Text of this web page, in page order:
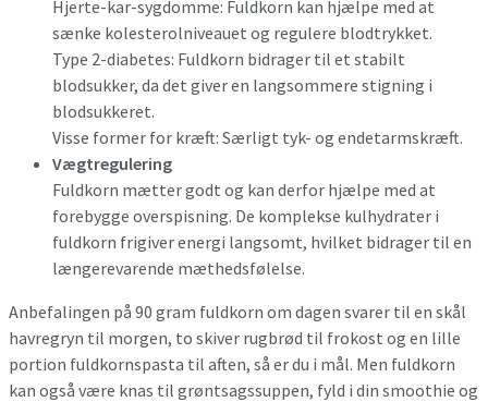
Hjerte-kar-sygdomme: Fuldkorn kan hjælpe med at
sænke kolesterolniveauet og regulere blodtrykket.
Type 2-diabetes: Fuldkorn bidrager til et stabilt
blodsukker, da det giver en langsommere stigning i
blodsukkeret.
Visse former for kræft: Særligt tyk- og endetarmskræft.
Vægtregulering
Fuldkorn mætter godt og kan derfor hjælpe med at
forebygge overspisning. De komplekse kulhydrater i
fuldkorn frigiver energi langsomt, hvilket bidrager til en
længerevarende mæthedsfølelse.
Anbefalingen på 90 gram fuldkorn om dagen svarer til en skål
havregryn til morgen, to skiver rugbrød til frokost og en lille
portion fuldkornspasta til aften, så er du i mål. Men fuldkorn
kan også være knas til grøntsagssuppen, fyld i din smoothie og